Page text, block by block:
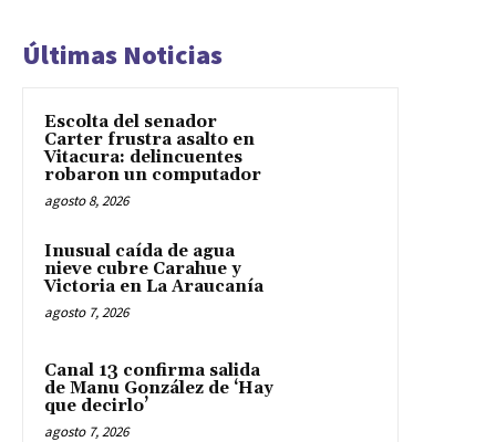
Últimas Noticias
Escolta del senador
Carter frustra asalto en
Vitacura: delincuentes
robaron un computador
agosto 8, 2026
Inusual caída de agua
nieve cubre Carahue y
Victoria en La Araucanía
agosto 7, 2026
Canal 13 confirma salida
de Manu González de ‘Hay
que decirlo’
agosto 7, 2026